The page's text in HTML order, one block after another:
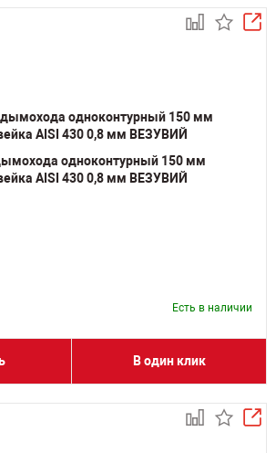
одноконтурный 150 мм
AISI 430 0,8 мм ВЕЗУВИЙ
Есть в наличии
В один клик